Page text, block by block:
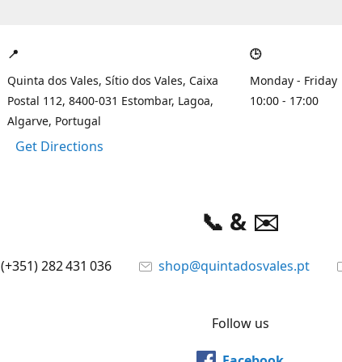
📍
Quinta dos Vales, Sítio dos Vales, Caixa
Postal 112, 8400-031 Estombar, Lagoa,
Algarve, Portugal
Get Directions
🕒
Monday - Friday
10:00 - 17:00
📞 & ✉️
(+351) 282 431 036 shop@quintadosvales.pt
Follow us